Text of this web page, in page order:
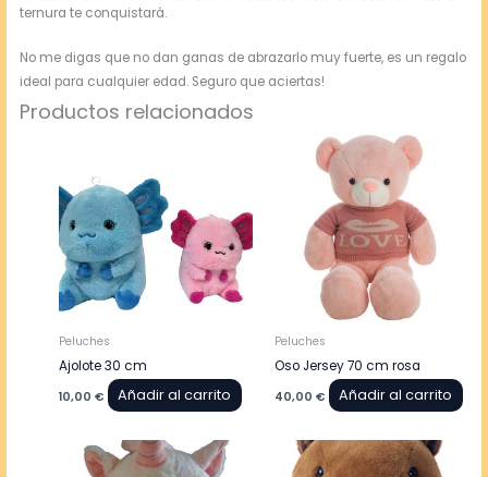
ternura te conquistará.
No me digas que no dan ganas de abrazarlo muy fuerte, es un regalo
ideal para cualquier edad. Seguro que aciertas!
Productos relacionados
Peluches
Ajolote 30 cm
10,00 € Añadir al carrito
Peluches
Oso Jersey 70 cm rosa
40,00 € Añadir al carrito